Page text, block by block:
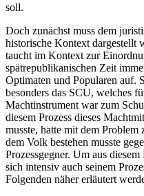
soll.
Doch zunächst muss dem
historische Kontext dargestellt
taucht im Kontext zur
spätrepublikanischen Zeit
Optimaten und Popularen auf.
besonders das SCU, welches
Machtinstrument war zum
diesem Prozess dieses
musste, hatte mit dem Problem
dem Volk bestehen musste
Prozessgegner. Um aus
sich intensiv auch seinem
Folgenden näher erläutert